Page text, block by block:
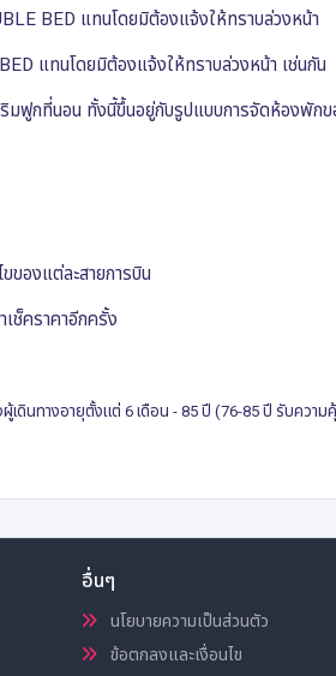
BED แทนโดยมิต้องแจ้งให้ทราบล่วงหน้า
แทนโดยมิต้องแจ้งให้ทราบล่วงหน้า เช่นกัน
มฟูกที่นอน ทั้งนี้ขึ้นอยู่กับรูปแบบการจัดห้องพักข
ของแต่ละสายการบิน
ช็คราคาอีกครั้ง
เดินทางอายุตั้งแต่ 6 เดือน - 85 ปี (76-85 ปี รับความ
อื่นๆ
นโยบายความเป็นส่วนตัว
ข้อตกลงและเงื่อนไข